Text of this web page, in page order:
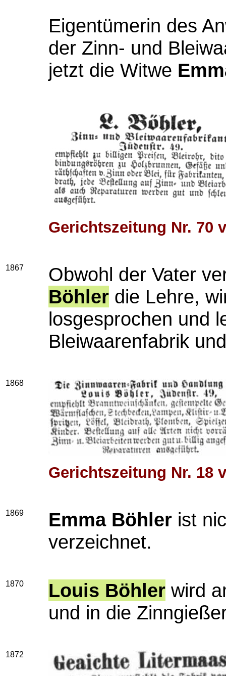
Eigentümerin des
der Zinn- und
jetzt die Witwe
Gerichtszeitung Nr. 70
1867
Obwohl der Vater
Böhler die Lehre,
losgesprochen und
Bleiwaarenfabrik
1868
Gerichtszeitung Nr. 18
1869 Emma Böhler ist
verzeichnet.
1870 Louis Böhler wird
und in die
1872